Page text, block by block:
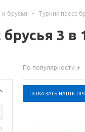
и брусья - Турник пресс
3
По популярности
ПОКАЗАТЬ НАШЕ